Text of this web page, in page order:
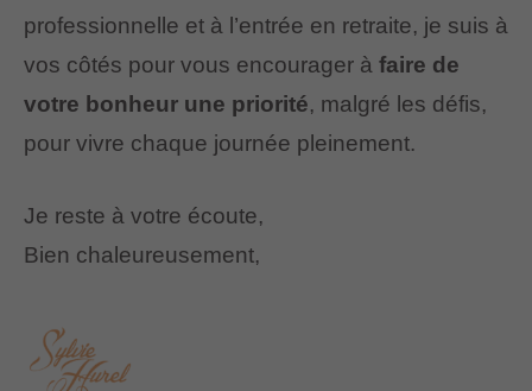
professionnelle et à l’entrée en retraite, je suis à
vos côtés pour vous encourager à faire de
votre bonheur une priorité, malgré les défis,
pour vivre chaque journée pleinement.
Je reste à votre écoute,
Bien chaleureusement,